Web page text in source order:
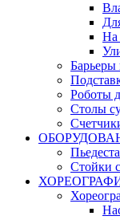
На
Барьеры
Роботы
Столы
Стойки